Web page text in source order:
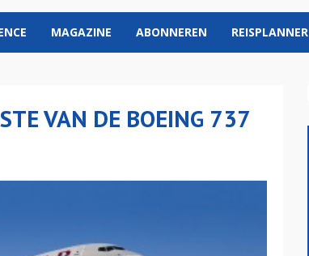
MAGAZINE ABONNEREN REISPLANNER
VAN DE BOEING 737